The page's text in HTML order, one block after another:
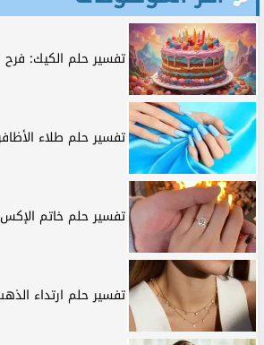
تفسير حلم الكيك: فرح
تفسير حلم طلاء
تفسير حلم خاتم
تفسير حلم ارتداء